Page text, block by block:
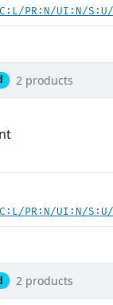
PR:N/UI:N/
2 products
PR:N/UI:N/
2 products